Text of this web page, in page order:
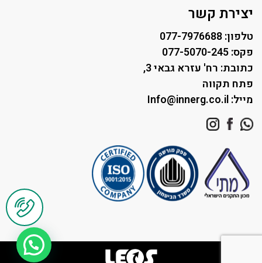
יצירת קשר
טלפון: 077-7976688
פקס: 077-5070-245
כתובת: רח' עזרא גבאי 3,
פתח תקווה
מייל: Info@innerg.co.il